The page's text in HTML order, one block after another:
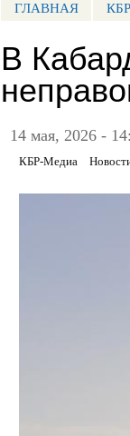
ГЛАВНАЯ
В
14 мая, 2026 -
КБР-Медиа